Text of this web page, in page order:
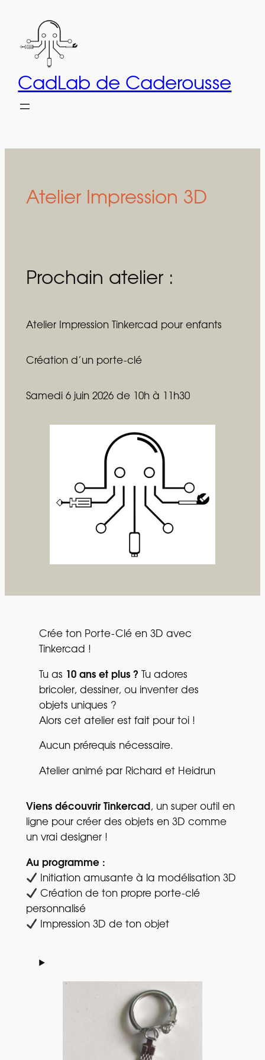
contenu
CadLab de Caderousse
Atelier Impression 3D
Prochain atelier :
Atelier Impression Tinkercad pour enfants
Création d’un porte-clé
Samedi 6 juin 2026 de 10h à 11h30
Crée ton Porte-Clé en 3D avec
Tinkercad !
Tu as 10 ans et plus ? Tu adores
bricoler, dessiner, ou inventer des
objets uniques ?
Alors cet atelier est fait pour toi !
Aucun prérequis nécessaire.
Atelier animé par Richard et Heidrun
Viens découvrir Tinkercad , un super outil en
ligne pour créer des objets en 3D comme
un vrai designer !
Au programme :
Initiation amusante à la modélisation 3D
Création de ton propre porte-clé
personnalisé
Impression 3D de ton objet